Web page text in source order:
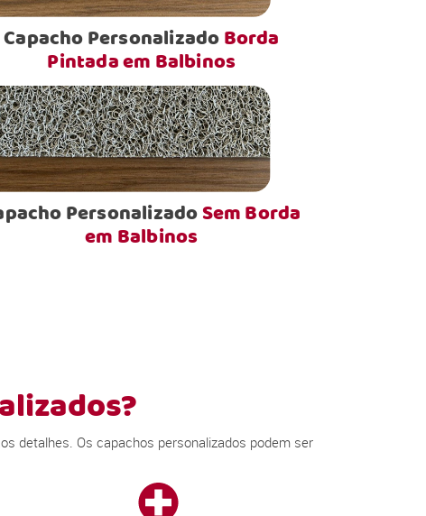
Capacho PersonalizadoBorda
Pintada em Balbinos
PersonalizadoSem Borda
em Balbinos
detalhes. Os capachos personalizados podem ser